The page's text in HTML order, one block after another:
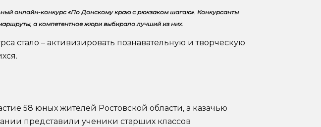
онлайн-конкурс «По Донскому краю с рюкзаком шагаю». Конкурсанты
а компетентное жюри выбирало лучший из них.
стало – активизировать познавательную и творческую
58 юных жителей Ростовской области, а казачью
представили ученики старших классов